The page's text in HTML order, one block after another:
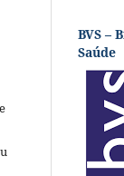
BVS –
Saúde